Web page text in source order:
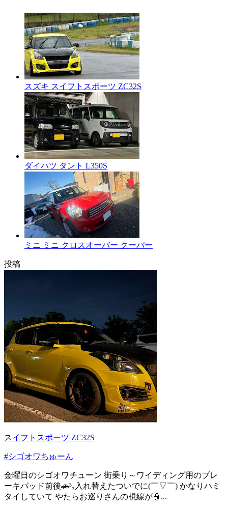
スズキ スイフトスポーツ ZC32S
ダイハツ タント L350S
ミニ ミニ クロスオーバー クーパー
投稿
スイフトスポーツ ZC32S
#シゴオワちゅーん
金曜日のシゴオワチューン 街乗り～ワイディング用のブレ
ーキパッド前後🚗³₃入れ替えたついでに(￣▽￣) かなりハミ
タイしていて やたらお巡りさんの視線が👮...